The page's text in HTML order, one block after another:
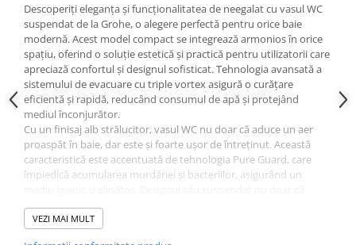
Filtrare si odorizare aer
Recuperatoare de caldura
Accesorii echipamente de
ventilatie si climatizare
Instalatii de apa si canalizare
Alimentare cu apa
Canalizare interioara
Canalizare exterioara
Canalizare pluviala
Distributie apa
Descoperiți eleganța și funcționalitatea de neegalat cu vasul WC
suspendat de la Grohe, o alegere perfectă pentru orice baie
modernă. Acest model compact se integrează armonios în orice
spațiu, oferind o soluție estetică și practică pentru utilizatorii care
apreciază confortul și designul sofisticat. Tehnologia avansată a
sistemului de evacuare cu triple vortex asigură o curățare
eficientă și rapidă, reducând consumul de apă și protejând
mediul înconjurător.
Cu un finisaj alb strălucitor, vasul WC nu doar că aduce un aer
proaspăt în baie, dar este și foarte ușor de întreținut. Această
caracteristică este accentuată de tehnologia Pure Guard, care
împiedică acumularea murdăriei și bacteriilor, asigurând un
optimizează utilizarea spațiului, dar conferă și un aspect elegant
și minimalist, potrivit pentru orice stil de interior.
VEZI MAI MULT